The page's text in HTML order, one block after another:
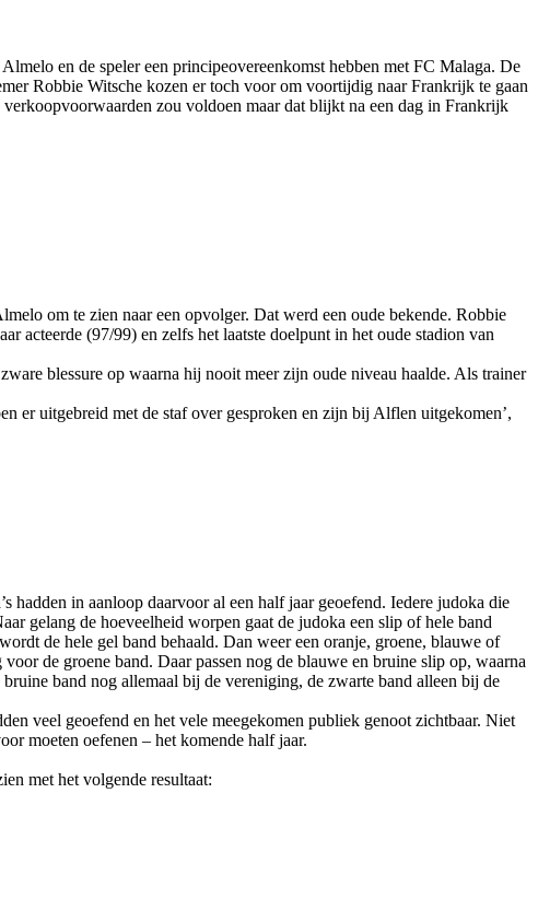
en de speler een principeovereenkomst hebben met FC Malaga. De
Robbie Witsche kozen er toch voor om voortijdig naar Frankrijk te gaan
zou voldoen maar dat blijkt na een dag in Frankrijk
om te zien naar een opvolger. Dat werd een oude bekende. Robbie
acteerde (97/99) en zelfs het laatste doelpunt in het oude stadion van
blessure op waarna hij nooit meer zijn oude niveau haalde. Als trainer
er uitgebreid met de staf over gesproken en zijn bij Alflen uitgekomen’,
in aanloop daarvoor al een half jaar geoefend. Iedere judoka die
gelang de hoeveelheid worpen gaat de judoka een slip of hele band
de hele gel band behaald. Dan weer een oranje, groene, blauwe of
de groene band. Daar passen nog de blauwe en bruine slip op, waarna
band nog allemaal bij de vereniging, de zwarte band alleen bij de
veel geoefend en het vele meegekomen publiek genoot zichtbaar. Niet
moeten oefenen – het komende half jaar.
met het volgende resultaat: